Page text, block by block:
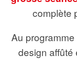
complète
Au
design affûté